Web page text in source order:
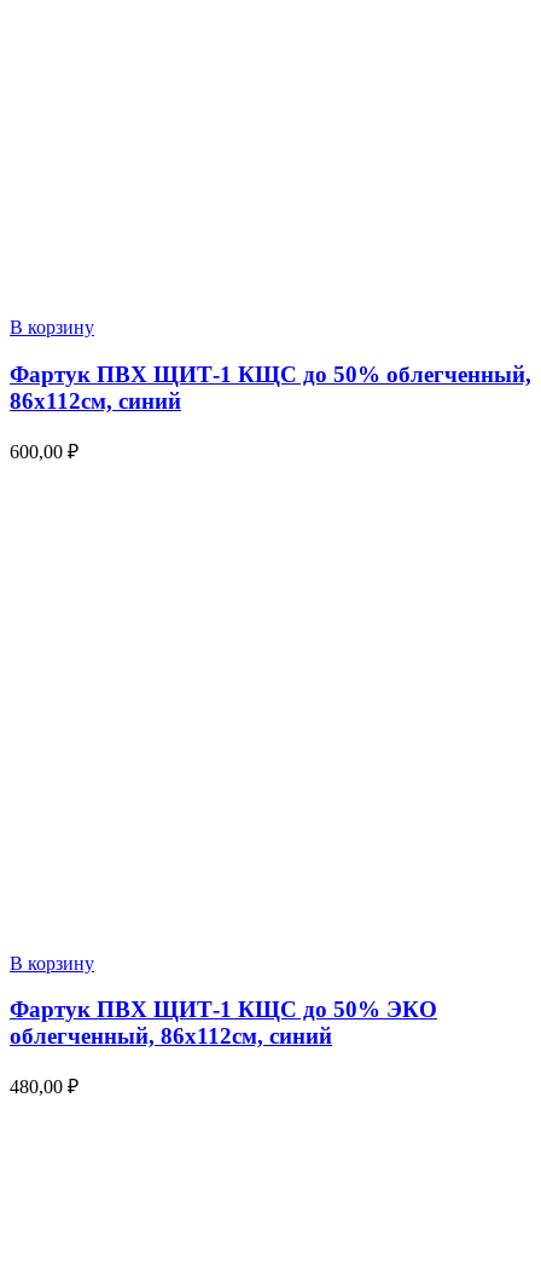
В корзину
Фартук ПВХ ЩИТ-1 КЩС до 50% облегченный,
86х112см, синий
600,00 ₽
В корзину
Фартук ПВХ ЩИТ-1 КЩС до 50% ЭКО
облегченный, 86х112см, синий
480,00 ₽